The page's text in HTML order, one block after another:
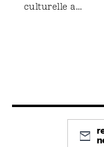
culturelle a…